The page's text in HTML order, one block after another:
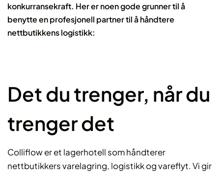
konkurransekraft. Her er noen gode grunner til å
benytte en profesjonell partner til å håndtere
nettbutikkens logistikk:
Det du trenger, når du
trenger det
Colliflow er et lagerhotell som håndterer
nettbutikkers varelagring, logistikk og vareflyt. Vi gir